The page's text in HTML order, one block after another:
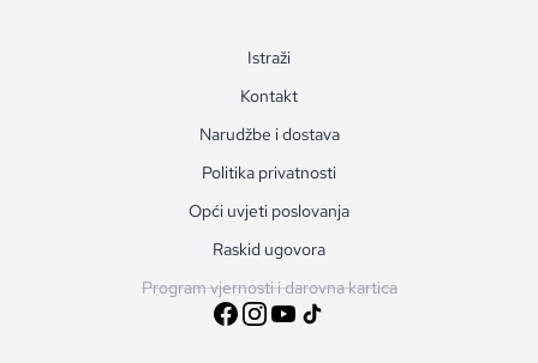
Istraži
Kontakt
Narudžbe i dostava
Politika privatnosti
Opći uvjeti poslovanja
Raskid ugovora
Program vjernosti i darovna kartica